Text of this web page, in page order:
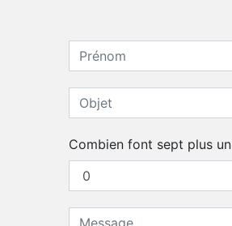
Combien font sept plus un